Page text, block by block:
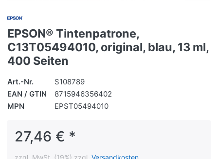
EPSON® Tintenpatrone,
C13T05494010, original, blau, 13 ml,
400 Seiten
Art.-Nr.
S108789
EAN / GTIN
8715946356402
MPN
EPST05494010
27,46 € *